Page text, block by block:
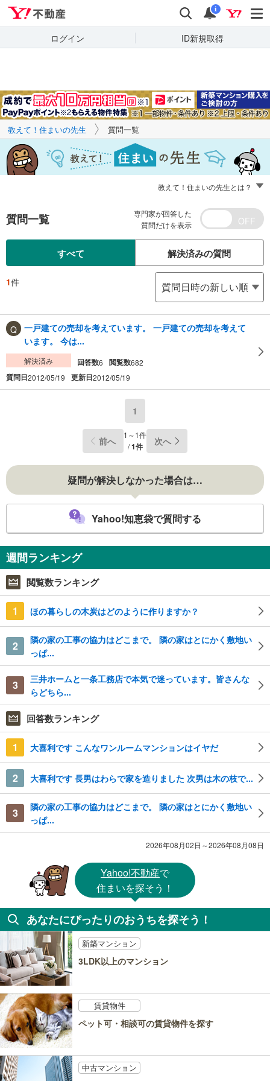
検索 通知
i
ログイン ID新規取得
キーワードで
質問を探す
教えて！住まいの先生 質問一覧
教えて！住まいの先生とは？
質問一覧
専門家が回答した
質問だけを表示
すべて 解決済みの質問
1件
一戸建ての売却を考えています。 一戸建ての売却を考えて
います。 今は...
解決済み 回答数6 閲覧数682
質問日2012/05/19 更新日2012/05/19
1
前へ
1～1件
/1件 次へ
疑問が解決しなかった場合は…
Yahoo!知恵袋で質問する
週間ランキング
閲覧数ランキング
1 ほの暮らしの木炭はどのように作りますか？
2
隣の家の工事の協力はどこまで。 隣の家はとにかく敷地い
っぱ...
3
三井ホームと一条工務店で本気で迷っています。皆さんな
らどちら...
回答数ランキング
1 大喜利です こんなワンルームマンションはイヤだ
2 大喜利です 長男はわらで家を造りました 次男は木の枝で...
3
隣の家の工事の協力はどこまで。 隣の家はとにかく敷地い
っぱ...
2026年08月02日～2026年08月08日
Yahoo!不動産で
住まいを探そう！
あなたにぴったりのおうちを探そう！
新築マンション
3LDK以上のマンション
賃貸物件
ペット可・相談可の賃貸物件を探す
中古マンション